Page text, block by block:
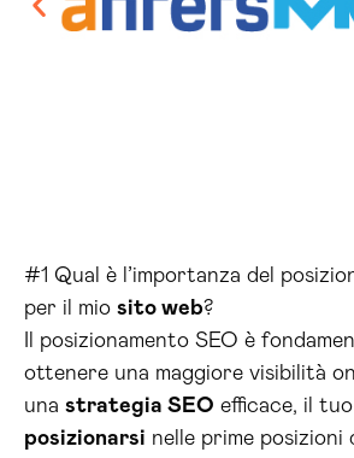
#1 Qual è l’importanza del
per il mio sito web?
Il posizionamento SEO è
ottenere una maggiore visibilità
una strategia SEO efficace, il tuo
posizionarsi nelle prime posizioni